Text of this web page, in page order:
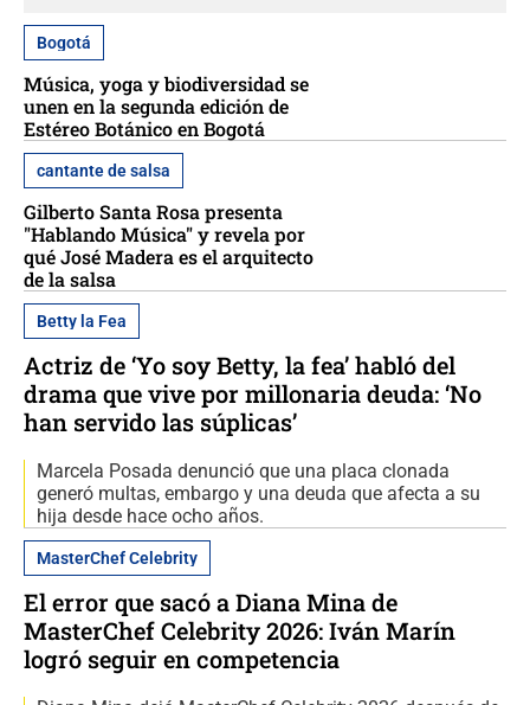
Bogotá
Música, yoga y biodiversidad se
unen en la segunda edición de
Estéreo Botánico en Bogotá
cantante de salsa
Gilberto Santa Rosa presenta
"Hablando Música" y revela por
qué José Madera es el arquitecto
de la salsa
Betty la Fea
Actriz de ‘Yo soy Betty, la fea’ habló del
drama que vive por millonaria deuda: ‘No
han servido las súplicas’
Marcela Posada denunció que una placa clonada
generó multas, embargo y una deuda que afecta a su
hija desde hace ocho años.
MasterChef Celebrity
El error que sacó a Diana Mina de
MasterChef Celebrity 2026: Iván Marín
logró seguir en competencia